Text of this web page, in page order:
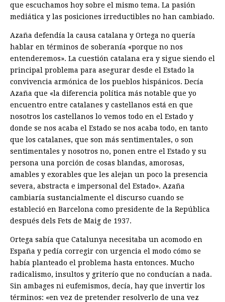
que escuchamos hoy sobre el mismo tema. La pasión
mediática y las posiciones irreductibles no han cambiado.
Azaña defendía la causa catalana y Ortega no quería
hablar en términos de soberanía «porque no nos
entenderemos». La cuestión catalana era y sigue siendo el
principal problema para asegurar desde el Estado la
convivencia armónica de los pueblos hispánicos. Decía
Azaña que «la diferencia política más notable que yo
encuentro entre catalanes y castellanos está en que
nosotros los castellanos lo vemos todo en el Estado y
donde se nos acaba el Estado se nos acaba todo, en tanto
que los catalanes, que son más sentimentales, o son
sentimentales y nosotros no, ponen entre el Estado y su
persona una porción de cosas blandas, amorosas,
amables y exorables que les alejan un poco la presencia
severa, abstracta e impersonal del Estado». Azaña
cambiaría sustancialmente el discurso cuando se
estableció en Barcelona como presidente de la República
después dels Fets de Maig de 1937.
Ortega sabía que Catalunya necesitaba un acomodo en
España y pedía corregir con urgencia el modo cómo se
había planteado el problema hasta entonces. Mucho
radicalismo, insultos y griterío que no conducían a nada.
Sin ambages ni eufemismos, decía, hay que invertir los
términos: «en vez de pretender resolverlo de una vez